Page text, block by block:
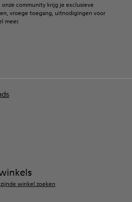
community krijg je exclusieve
vroege toegang, uitnodigingen voor
meer.
winkel zoeken